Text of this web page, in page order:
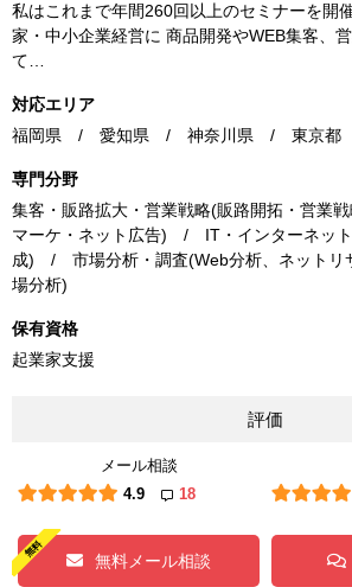
私はこれまで年間260回以上のセミナーを開
家・中小企業経営に 商品開発やWEB集客、
て…
対応エリア
福岡県 / 愛知県 / 神奈川県 / 東京都
専門分野
集客・販路拡大・営業戦略(販路開拓・営業
マーケ・ネット広告) / IT・インターネッ
成) / 市場分析・調査(Web分析、ネットリ
場分析)
保有資格
起業家支援
評価
メール相談
4.9
18
無料メール相談